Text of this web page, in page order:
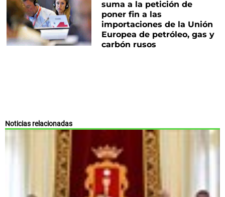
suma a la petición de
poner fin a las
importaciones de la Unión
Europea de petróleo, gas y
carbón rusos
Noticias relacionadas